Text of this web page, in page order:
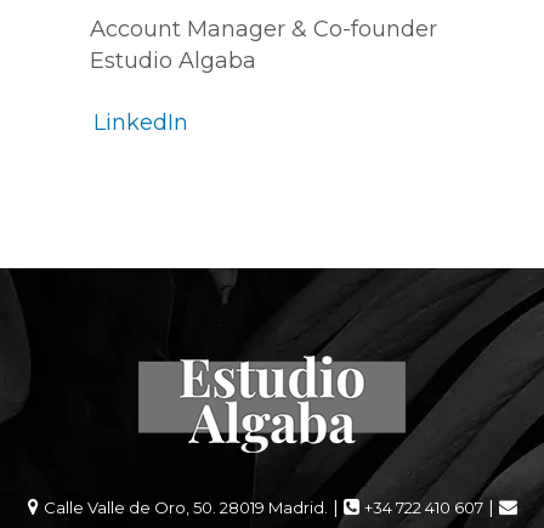
Account Manager & Co-founder
Estudio Algaba
LinkedIn
Calle Valle de Oro, 50. 28019 Madrid. | +34 722 410 607|